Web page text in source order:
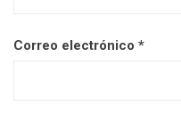
Correo electrónico *